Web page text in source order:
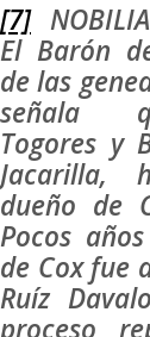
[7]
El Barón
de las
señala
Togores y
Jacarilla,
dueño de
Pocos
de Cox fue
Ruíz